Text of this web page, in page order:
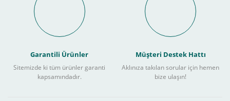
Garantili Ürünler
Sitemizde ki tüm ürünler garanti
kapsamındadır.
Müşteri Destek Hattı
Aklınıza takılan sorular için hemen
bize ulaşın!